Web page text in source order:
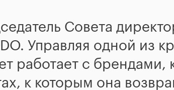
Совета
Управляя одной из
работает с
к которым она